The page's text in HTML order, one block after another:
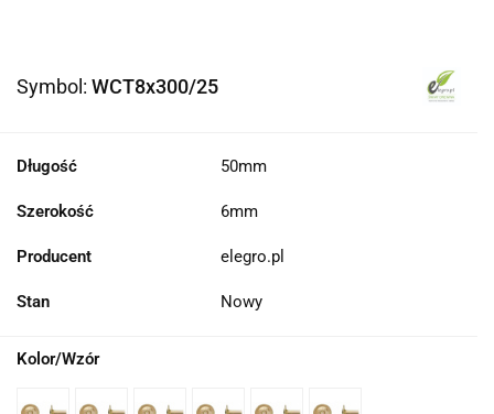
Symbol: WCT8x300/25
Długość 50mm
Szerokość 6mm
Producent elegro.pl
Stan Nowy
Kolor/Wzór